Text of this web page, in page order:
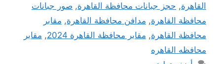
القاهرة, حجز جبانات محافظة القاهرة, صور جبانات
محافظة القاهرة, مدافن محافظة القاهرة, مقابر
محافظة القاهرة, مقابر محافظة القاهرة 2024 , مقابر
محافظه القاهره